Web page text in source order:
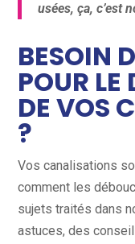
usées, ça, c’est
BESOIN
POUR LE
DE VOS
?
Vos canalisations
comment les
sujets traités dans
astuces, des